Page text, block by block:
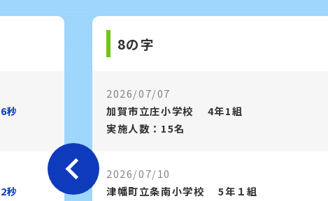
秒
秒
8の字
2026/07/07
加賀市立庄小学校
4年1組
実施人数：15名
2026/07/10
津幡町立条南小学校
5年１組